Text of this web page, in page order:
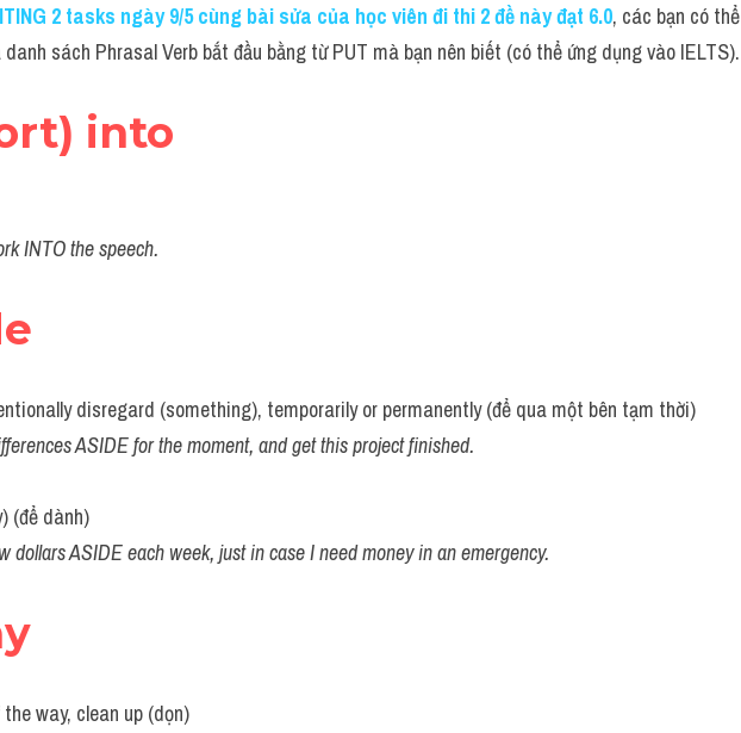
2 tasks ngày 9/5 cùng bài sửa của học viên đi thi 2 đề này đạt 6.0, các bạn có thể
sách Phrasal Verb bắt đầu bằng từ PUT mà bạn nên biết (có thể ứng dụng vào IELTS).
into
INTO the speech.
disregard (something), temporarily or permanently (để qua một bên tạm thời)
ASIDE for the moment, and get this project finished.
(để dành)
dollars ASIDE each week, just in case I need money in an emergency.
way, clean up (dọn)